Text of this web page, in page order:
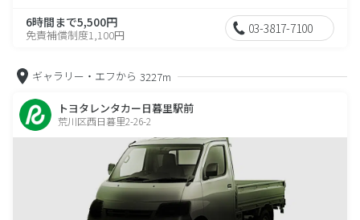
6時間まで5,500円
免責補償制度1,100円 03-3817-7100
ギャラリー・エフから 3227m
トヨタレンタカー日暮里駅前
荒川区西日暮里2-26-2